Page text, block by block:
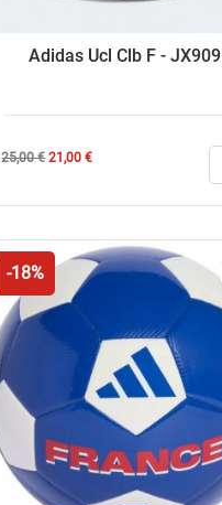
Adidas Ucl Clb F -
Κανονική
25,00 €Τιμή
21,00 €
-18%